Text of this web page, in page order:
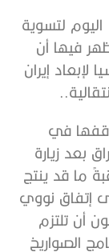
لتسوية
فيها أن
إيران
في
بعد زيارة
ما قد ينتج
إتفاق نووي
أن تلتزم
الصواريخ